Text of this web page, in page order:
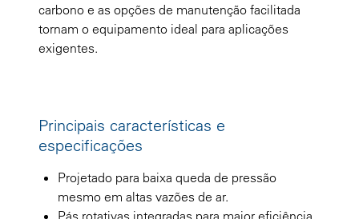
carbono e as opções de manutenção facilitada
tornam o equipamento ideal para aplicações
exigentes.
Principais características e
especificações
Projetado para baixa queda de pressão
mesmo em altas vazões de ar.